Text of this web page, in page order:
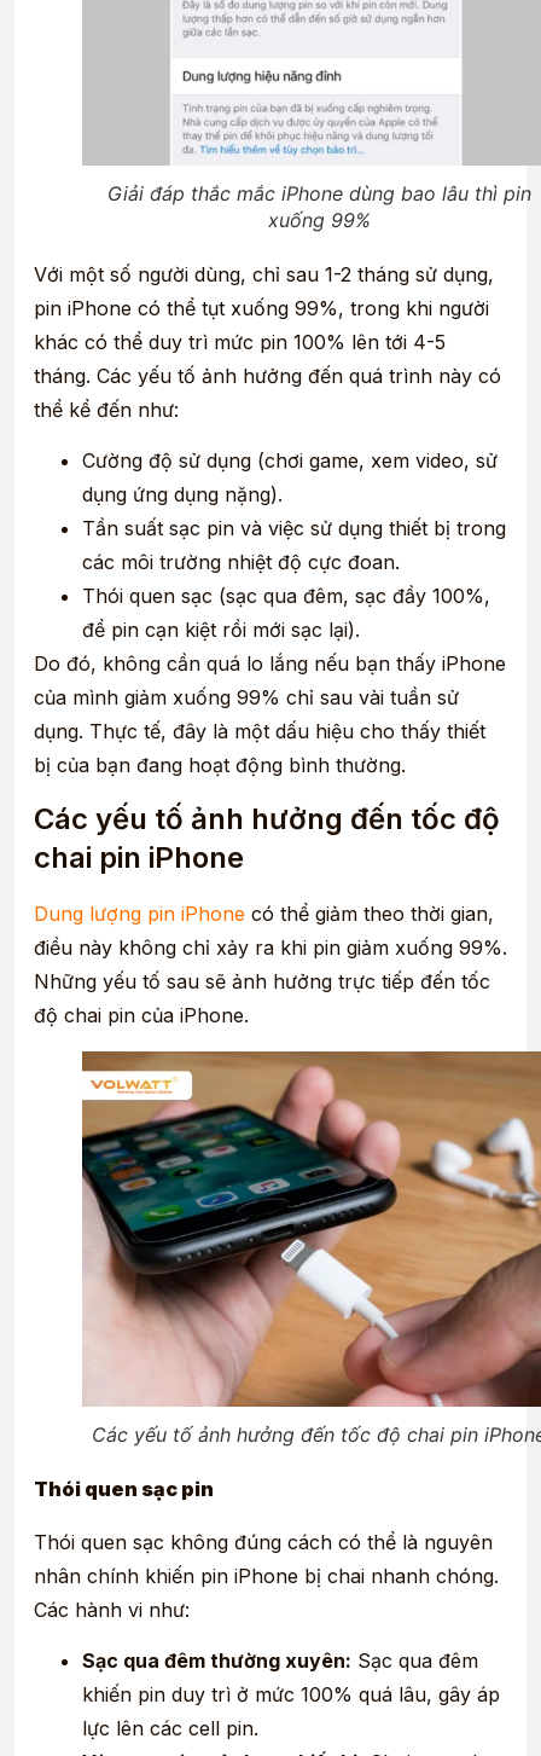
Giải đáp thắc mắc iPhone dùng bao lâu thì pin
xuống 99%
Với một số người dùng, chỉ sau 1-2 tháng sử dụng,
pin iPhone có thể tụt xuống 99%, trong khi người
khác có thể duy trì mức pin 100% lên tới 4-5
tháng. Các yếu tố ảnh hưởng đến quá trình này có
thể kể đến như:
Cường độ sử dụng (chơi game, xem video, sử
dụng ứng dụng nặng).
Tần suất sạc pin và việc sử dụng thiết bị trong
các môi trường nhiệt độ cực đoan.
Thói quen sạc (sạc qua đêm, sạc đầy 100%,
để pin cạn kiệt rồi mới sạc lại).
Do đó, không cần quá lo lắng nếu bạn thấy iPhone
của mình giảm xuống 99% chỉ sau vài tuần sử
dụng. Thực tế, đây là một dấu hiệu cho thấy thiết
bị của bạn đang hoạt động bình thường.
Các yếu tố ảnh hưởng đến tốc độ
chai pin iPhone
Dung lượng pin iPhone có thể giảm theo thời gian,
điều này không chỉ xảy ra khi pin giảm xuống 99%.
Những yếu tố sau sẽ ảnh hưởng trực tiếp đến tốc
độ chai pin của iPhone.
Các yếu tố ảnh hưởng đến tốc độ chai pin
Thói quen sạc pin
Thói quen sạc không đúng cách có thể là nguyên
nhân chính khiến pin iPhone bị chai nhanh chóng.
Các hành vi như:
Sạc qua đêm thường xuyên: Sạc qua đêm
khiến pin duy trì ở mức 100% quá lâu, gây áp
lực lên các cell pin.